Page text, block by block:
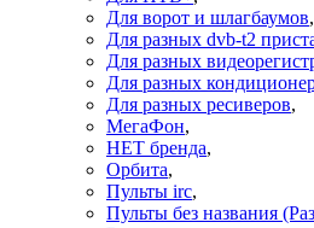
Для ворот и шлагбаумов,
Для разных dvb-t2
Для разных
Для разных
Для разных ресиверов,
МегаФон,
НЕТ бренда,
Орбита,
Пульты irc,
Пульты без названия